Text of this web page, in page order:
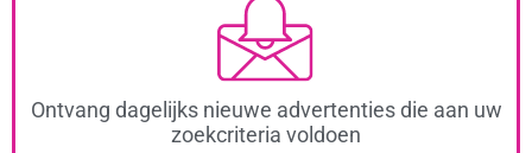
Ontvang dagelijks nieuwe advertenties die aan uw
zoekcriteria voldoen